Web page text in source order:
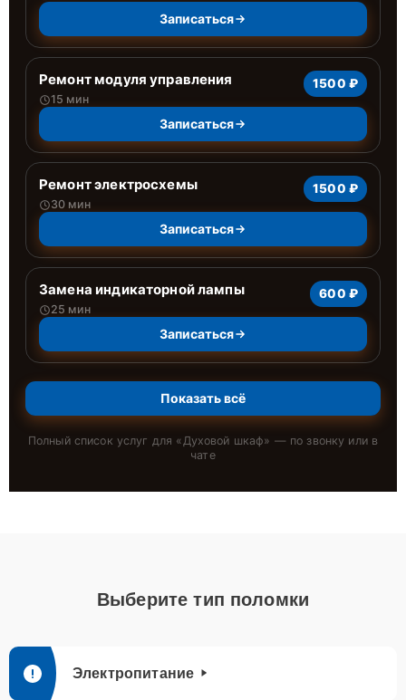
Записаться
Ремонт модуля управления
15 мин
1500 ₽
Записаться
Ремонт электросхемы
30 мин
1500 ₽
Записаться
Замена индикаторной лампы
25 мин
600 ₽
Записаться
Показать всё
Полный список услуг для «Духовой шкаф» — по звонку или в
чате
Выберите тип поломки
Электропитание